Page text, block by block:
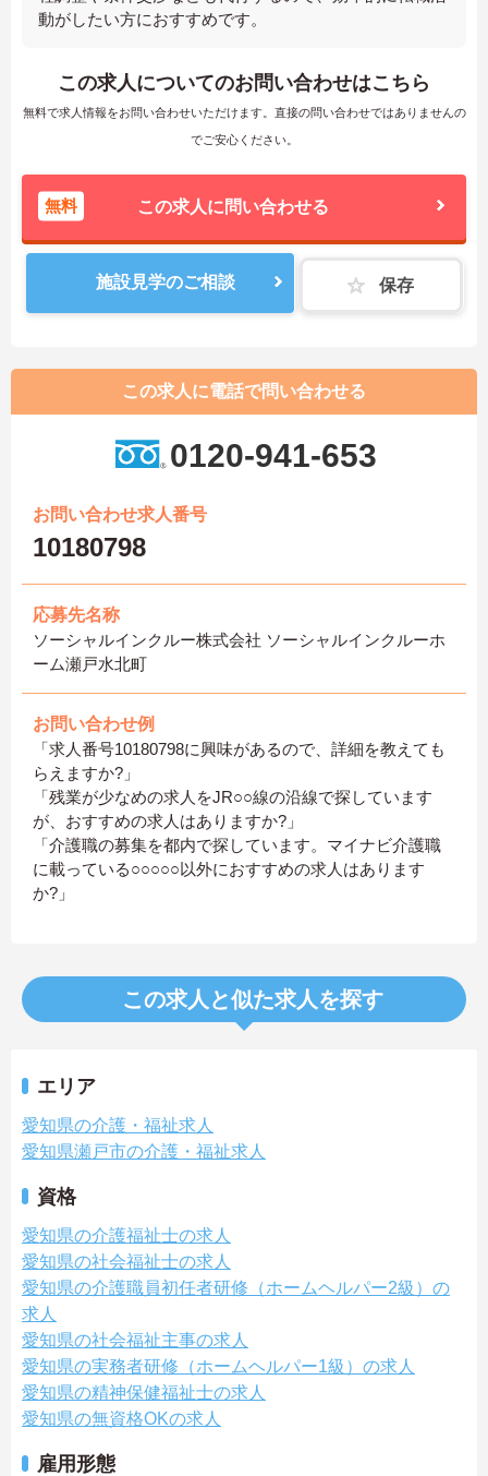
動がしたい方におすすめです。
この求人についてのお問い合わせはこちら
無料で求人情報をお問い合わせいただけます。直接の問い合わせではありませんの
でご安心ください。
無料 この求人に問い合わせる
施設見学のご相談 保存
この求人に電話で問い合わせる
0120-941-653
お問い合わせ求人番号
10180798
応募先名称
ソーシャルインクルー株式会社 ソーシャルインクルーホ
ーム瀬戸水北町
お問い合わせ例
「求人番号10180798に興味があるので、詳細を教えても
らえますか?」
「残業が少なめの求人をJR○○線の沿線で探しています
が、おすすめの求人はありますか?」
「介護職の募集を都内で探しています。マイナビ介護職
に載っている○○○○○以外におすすめの求人はあります
か?」
この求人と似た求人を探す
エリア
愛知県の介護・福祉求人
愛知県瀬戸市の介護・福祉求人
資格
愛知県の介護福祉士の求人
愛知県の社会福祉士の求人
愛知県の介護職員初任者研修（ホームヘルパー2級）の
求人
愛知県の社会福祉主事の求人
愛知県の実務者研修（ホームヘルパー1級）の求人
愛知県の精神保健福祉士の求人
愛知県の無資格OKの求人
雇用形態